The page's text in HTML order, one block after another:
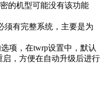
的机型可能没有该功能
须有完整系统，主要是为
项，在twrp设置中，默认
，方便在自动升级后进行